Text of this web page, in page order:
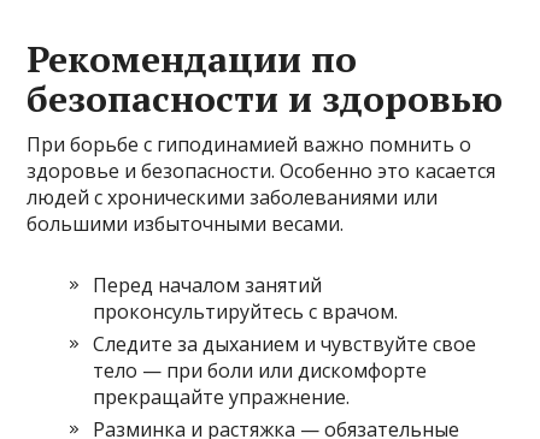
Рекомендации по
безопасности и здоровью
При борьбе с гиподинамией важно помнить о
здоровье и безопасности. Особенно это касается
людей с хроническими заболеваниями или
большими избыточными весами.
Перед началом занятий
проконсультируйтесь с врачом.
Следите за дыханием и чувствуйте свое
тело — при боли или дискомфорте
прекращайте упражнение.
Разминка и растяжка — обязательные